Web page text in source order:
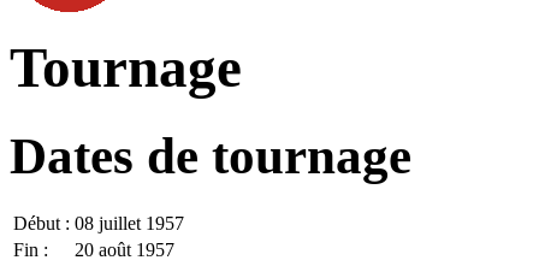
Tournage
Dates de tournage
Début : 08 juillet 1957
Fin :
20 août 1957